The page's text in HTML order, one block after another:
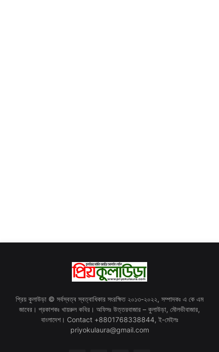
প্রিয় কুলাউড়া © সর্বস্বত্ব স্বত্বাধিকার সংরক্ষিত ২০১৩-২০২২, সম্পাদকঃ এ কে এম
জাবের। প্রকাশকঃ খায়রুল কবির। অফিসঃ উত্তরবাজার – কুলাউড়া, মৌলভীবাজার,
বাংলাদেশ। Contact +8801768338844, ই-মেইলঃ
priyokulaura@gmail.com